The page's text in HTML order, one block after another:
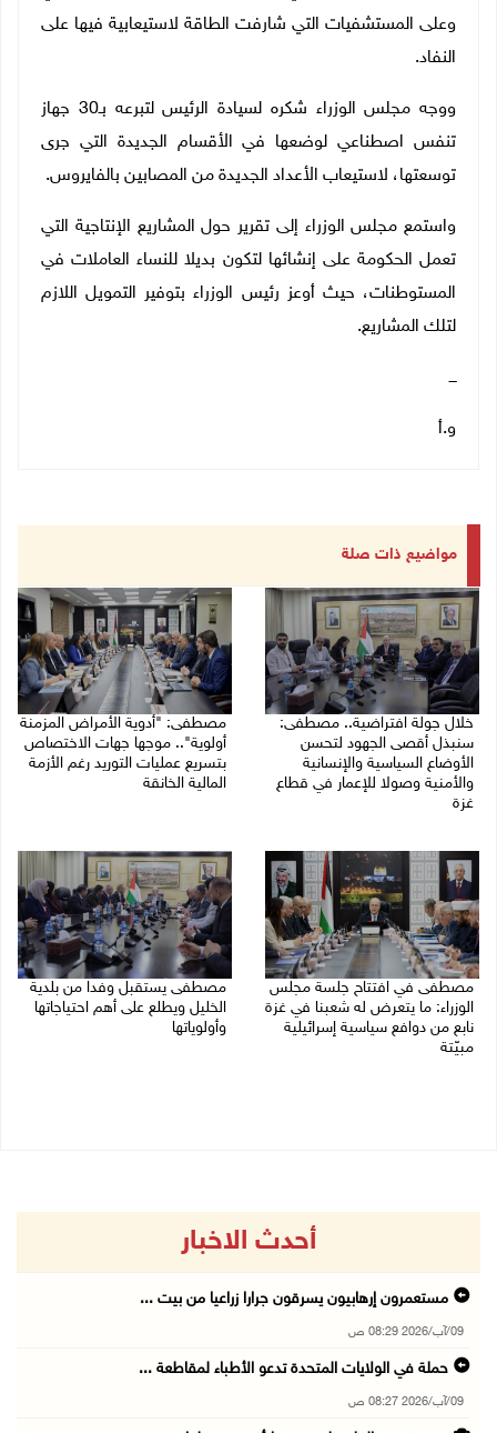
وعلى المستشفيات التي شارفت الطاقة لاستيعابية فيها على
النفاد.
ووجه مجلس الوزراء شكره لسيادة الرئيس لتبرعه بـ30 جهاز
تنفس اصطناعي لوضعها في الأقسام الجديدة التي جرى
توسعتها، لاستيعاب الأعداد الجديدة من المصابين بالفايروس.
واستمع مجلس الوزراء إلى تقرير حول المشاريع الإنتاجية التي
تعمل الحكومة على إنشائها لتكون بديلا للنساء العاملات في
المستوطنات، حيث أوعز رئيس الوزراء بتوفير التمويل اللازم
لتلك المشاريع.
ـــ
و.أ
مواضيع ذات صلة
خلال جولة افتراضية.. مصطفى:
سنبذل أقصى الجهود لتحسن
الأوضاع السياسية والإنسانية
والأمنية وصولا للإعمار في قطاع
غزة
مصطفى: "أدوية الأمراض المزمنة
أولوية".. موجها جهات الاختصاص
بتسريع عمليات التوريد رغم الأزمة
المالية الخانقة
مصطفى في افتتاح جلسة مجلس
الوزراء: ما يتعرض له شعبنا في غزة
نابع من دوافع سياسية إسرائيلية
مبيّتة
مصطفى يستقبل وفدا من بلدية
الخليل ويطلع على أهم احتياجاتها
وأولوياتها
أحدث الاخبار
مستعمرون إرهابيون يسرقون جرارا زراعيا من بيت ...
09/آب/2026 08:29 ص
حملة في الولايات المتحدة تدعو الأطباء لمقاطعة ...
09/آب/2026 08:27 ص